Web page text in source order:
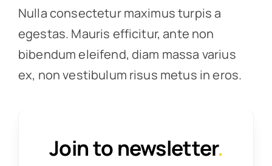
Nulla consectetur maximus turpis a
egestas. Mauris efficitur, ante non
bibendum eleifend, diam massa varius
ex, non vestibulum risus metus in eros.
Join to newsletter.